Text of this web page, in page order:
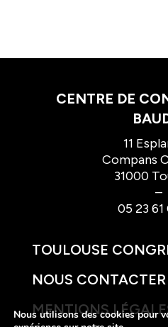
CENTRE DE
11
Compans
31000
–
05 23
TOULOUSE
NOUS CONTACTER
MENTIONS
Nous utilisons des cookies pour